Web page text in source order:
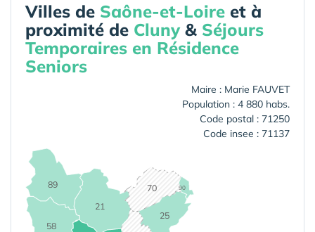
Villes de Saône-et-Loire et à
proximité de Cluny& Séjours
Temporaires en Résidence
Seniors
Maire : Marie FAUVET
Population : 4 880 habs.
Code postal : 71250
Code insee : 71137
21
25
58
70
89 90